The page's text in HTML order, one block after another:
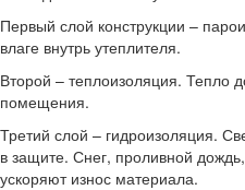
Первый слой конструкции –
влаге внутрь утеплителя.
Второй – теплоизоляция. Тепло
помещения.
Третий слой – гидроизоляция.
в защите. Снег, проливной
ускоряют износ материала.